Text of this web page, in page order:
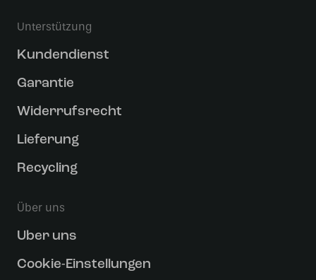
Unterstützung
Kundendienst
Garantie
Widerrufsrecht
Lieferung
Recycling
Über uns
Uber uns
Cookie-Einstellungen